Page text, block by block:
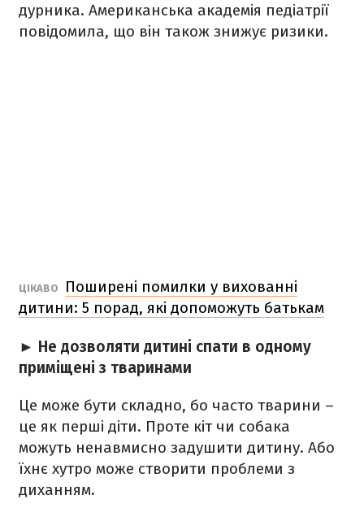
дурника. Американська академія педіатрії
повідомила, що він також знижує ризики.
ЦІКАВО
Поширені помилки у вихованні
дитини: 5 порад, які допоможуть батькам
► Не дозволяти дитині спати в одному
приміщені з тваринами
Це може бути складно, бо часто тварини –
це як перші діти. Проте кіт чи собака
можуть ненавмисно задушити дитину. Або
їхнє хутро може створити проблеми з
диханням.